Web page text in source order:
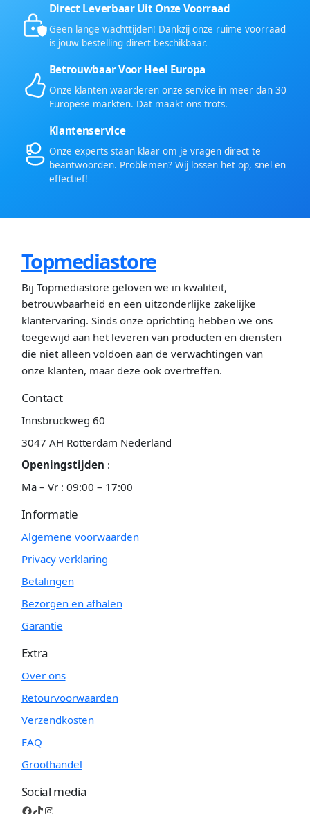
Direct Leverbaar Uit Onze Voorraad
Geen lange wachttijden! Dankzij onze ruime voorraad
is jouw bestelling direct beschikbaar.
Betrouwbaar Voor Heel Europa
Onze klanten waarderen onze service in meer dan 30
Europese markten. Dat maakt ons trots.
Klantenservice
Onze experts staan klaar om je vragen direct te
beantwoorden. Problemen? Wij lossen het op, snel en
effectief!
Topmediastore
Bij Topmediastore geloven we in kwaliteit,
betrouwbaarheid en een uitzonderlijke zakelijke
klantervaring. Sinds onze oprichting hebben we ons
toegewijd aan het leveren van producten en diensten
die niet alleen voldoen aan de verwachtingen van
onze klanten, maar deze ook overtreffen.
Contact
Innsbruckweg 60
3047 AH Rotterdam Nederland
Openingstijden :
Ma – Vr : 09:00 – 17:00
Informatie
Algemene voorwaarden
Privacy verklaring
Betalingen
Bezorgen en afhalen
Garantie
Extra
Over ons
Retourvoorwaarden
Verzendkosten
FAQ
Groothandel
Social media
Facebook TikTok Instagram